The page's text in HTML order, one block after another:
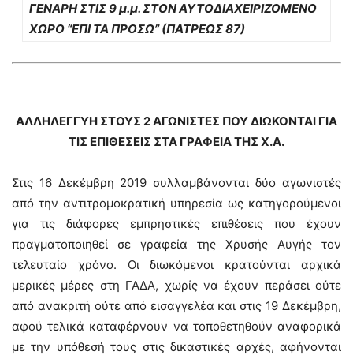
ΓΕΝΑΡΗ ΣΤΙΣ 9 μ.μ. ΣΤΟΝ ΑΥΤΟΔΙΑΧΕΙΡΙΖΟΜΕΝΟ
ΧΩΡΟ “ΕΠΙ ΤΑ ΠΡΟΣΩ” (ΠΑΤΡΕΩΣ 87)
ΑΛΛΗΛΕΓΓΥΗ ΣΤΟΥΣ 2 ΑΓΩΝΙΣΤΕΣ ΠΟΥ ΔΙΩΚΟΝΤΑΙ ΓΙΑ
ΤΙΣ ΕΠΙΘΕΣΕΙΣ ΣΤΑ ΓΡΑΦΕΙΑ ΤΗΣ Χ.Α.
Στις 16 Δεκέμβρη 2019 συλλαμβάνονται δύο αγωνιστές
από την αντιτρομοκρατική υπηρεσία ως κατηγορούμενοι
για τις διάφορες εμπρηστικές επιθέσεις που έχουν
πραγματοποιηθεί σε γραφεία της Χρυσής Αυγής τον
τελευταίο χρόνο. Οι διωκόμενοι κρατούνται αρχικά
μερικές μέρες στη ΓΑΔΑ, χωρίς να έχουν περάσει ούτε
από ανακριτή ούτε από εισαγγελέα και στις 19 Δεκέμβρη,
αφού τελικά καταφέρνουν να τοποθετηθούν αναφορικά
με την υπόθεσή τους στις δικαστικές αρχές, αφήνονται